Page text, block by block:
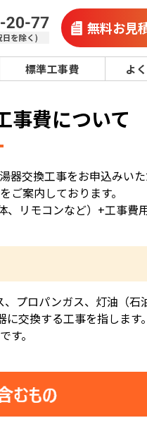
無料お見
標準工事費 よ
事費について
交換工事をお申込みいた
ご案内しております。
リモコンなど）+工事費用
プロパンガス、灯油（
交換する工事を指しま
す。